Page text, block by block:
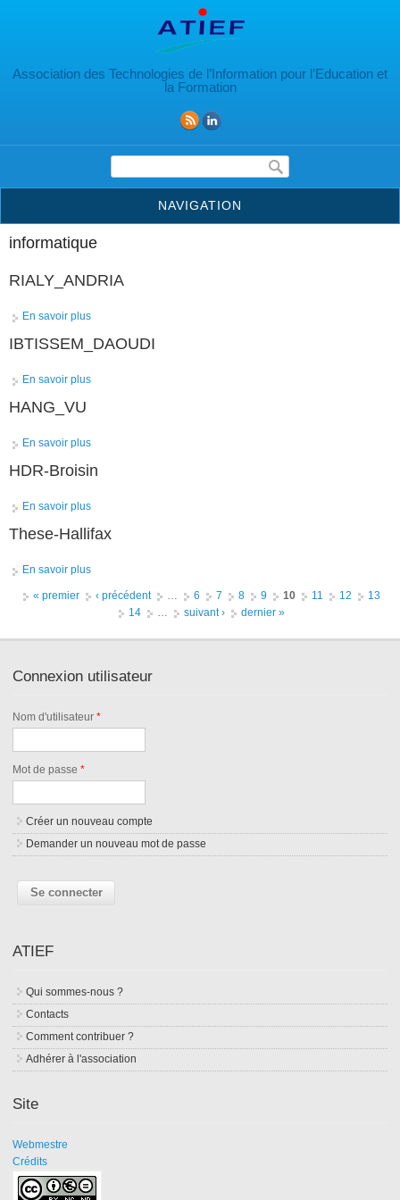
Association des Technologies de l’Information pour l’Education et
la Formation
Formulaire de recherche
NAVIGATION
informatique
RIALY_ANDRIA
En savoir plus
IBTISSEM_DAOUDI
En savoir plus
HANG_VU
En savoir plus
HDR-Broisin
En savoir plus
These-Hallifax
En savoir plus
Pages« premier ‹ précédent … 6 7 8 9 10 11 12
13
14
… suivant › dernier »
Connexion utilisateur
Nom d'utilisateur*
Mot de passe*
Créer un nouveau compte
Demander un nouveau mot de passe
ATIEF
Qui sommes-nous ?
Contacts
Comment contribuer ?
Adhérer à l'association
Site
Webmestre
Crédits